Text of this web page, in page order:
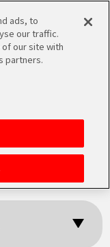
MEN
の検
ads, to
our traffic.
of our site with
partners.